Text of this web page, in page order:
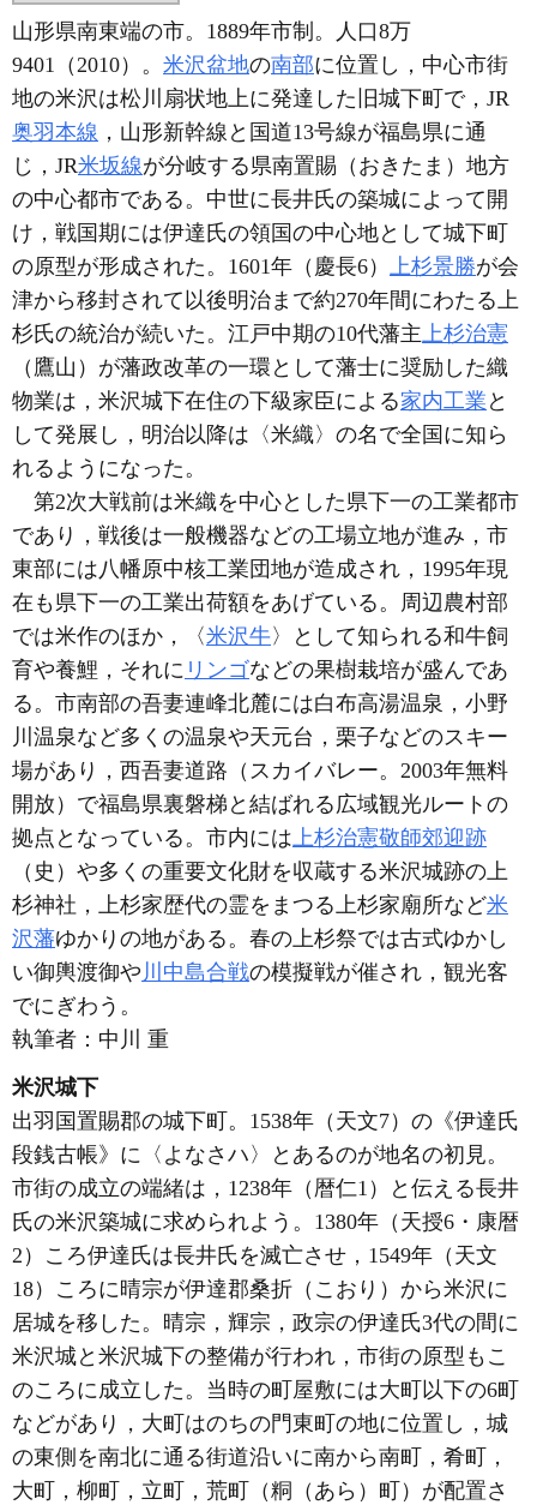
山形県南東端の市。1889年市制。人口8万
9401（2010）。 米沢盆地の南部に位置し，中心市街
地の米沢は松川扇状地上に発達した旧城下町で，JR
奥羽本線 ，山形新幹線と国道13号線が福島県に通
じ，JR米坂線が分岐する県南置賜（おきたま）地方
の中心都市である。中世に長井氏の築城によって開
け，戦国期には伊達氏の領国の中心地として城下町
の原型が形成された。1601年（慶長6） 上杉景勝が会
津から移封されて以後明治まで約270年間にわたる上
杉氏の統治が続いた。江戸中期の10代藩主上杉治憲
（鷹山）が藩政改革の一環として藩士に奨励した織
物業は，米沢城下在住の下級家臣による家内工業 と
して発展し，明治以降は〈米織〉の名で全国に知ら
れるようになった。
第2次大戦前は米織を中心とした県下一の工業都市
であり，戦後は一般機器などの工場立地が進み，市
東部には八幡原中核工業団地が造成され，1995年現
在も県下一の工業出荷額をあげている。周辺農村部
では米作のほか，〈米沢牛〉として知られる和牛飼
育や養鯉，それに リンゴなどの果樹栽培が盛んであ
る。市南部の吾妻連峰北麓には白布高湯温泉，小野
川温泉など多くの温泉や天元台，栗子などのスキー
場があり，西吾妻道路（スカイバレー。2003年無料
開放）で福島県裏磐梯と結ばれる広域観光ルートの
拠点となっている。市内には上杉治憲敬師郊迎跡
（史）や多くの重要文化財を収蔵する米沢城跡の上
杉神社，上杉家歴代の霊をまつる上杉家廟所など米
沢藩ゆかりの地がある。春の上杉祭では古式ゆかし
い御輿渡御や 川中島合戦の模擬戦が催され，観光客
でにぎわう。
執筆者： 中川 重
米沢城下
出羽国置賜郡の城下町。1538年（天文7）の《伊達氏
段銭古帳》に〈よなさハ〉とあるのが地名の初見。
市街の成立の端緒は，1238年（暦仁1）と伝える長井
氏の米沢築城に求められよう。1380年（天授6・康暦
2）ころ伊達氏は長井氏を滅亡させ，1549年（天文
18）ころに晴宗が伊達郡桑折（こおり）から米沢に
居城を移した。晴宗，輝宗，政宗の伊達氏3代の間に
米沢城と米沢城下の整備が行われ，市街の原型もこ
のころに成立した。当時の町屋敷には大町以下の6町
などがあり，大町はのちの門東町の地に位置し，城
の東側を南北に通る街道沿いに南から南町，肴町，
大町，柳町，立町，荒町（粡（あら）町）が配置さ